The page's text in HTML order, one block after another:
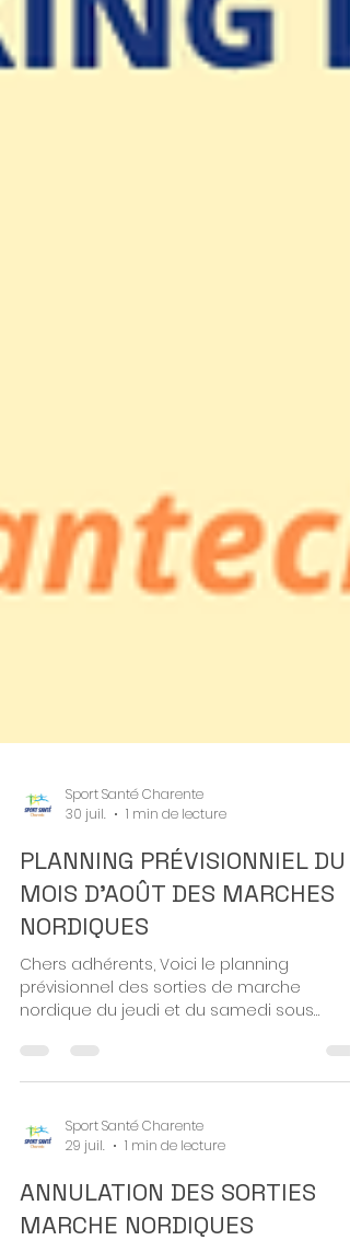
Sport Santé Charente
30 juil.
1 min de lecture
PLANNING PRÉVISIONNIEL DU
MOIS D'AOÛT DES MARCHES
NORDIQUES
Chers adhérents, Voici le planning
nordique du jeudi et du samedi sous
nombre suffisant d'encadrants, conditions
météorologiques..). Nous ne manquerons
pas de vous informer en cas de
changement. Sportivement. L'équipe de
Sport Santé Charente
Sport Santé Charente
29 juil.
1 min de lecture